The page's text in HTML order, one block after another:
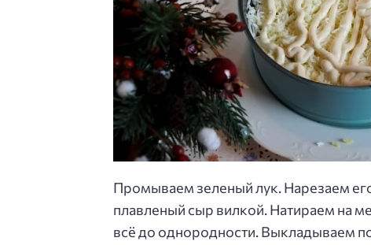
Промываем зеленый лук. Нарезаем
плавленый сыр вилкой. Натираем на
всё до однородности. Выкладываем